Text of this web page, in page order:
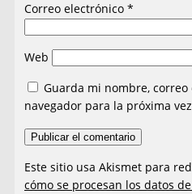
Correo electrónico*
Web
Guarda mi nombre,
navegador para la próxima
Este sitio usa Akismet para
cómo se procesan los datos